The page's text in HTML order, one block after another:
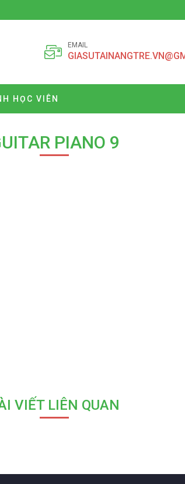
EMAIL
HỌC VIÊN
PIANO 9
VIẾT LIÊN QUAN